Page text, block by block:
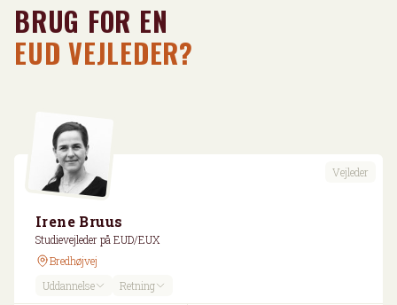
BRUG FOR EN
EUD VEJLEDER?
Vejleder
Irene Bruus
Studievejleder på EUD/EUX
Bredhøjvej
Uddannelse
Retning